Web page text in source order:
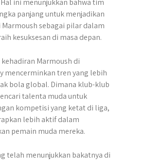
ini menunjukkan bahwa tim
panjang untuk menjadikan
sebagai pilar dalam
kesuksesan di masa depan.
Marmoush di
mencerminkan tren yang lebih
bola global. Dimana klub-klub
talenta muda untuk
kompetisi yang ketat di liga,
lebih aktif dalam
pemain muda mereka.
telah menunjukkan bakatnya di